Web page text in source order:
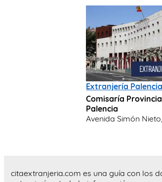
Extranjería Palencia
Comisaría
Palencia
Avenida Simón
citaextranjeria.com es una guía con los